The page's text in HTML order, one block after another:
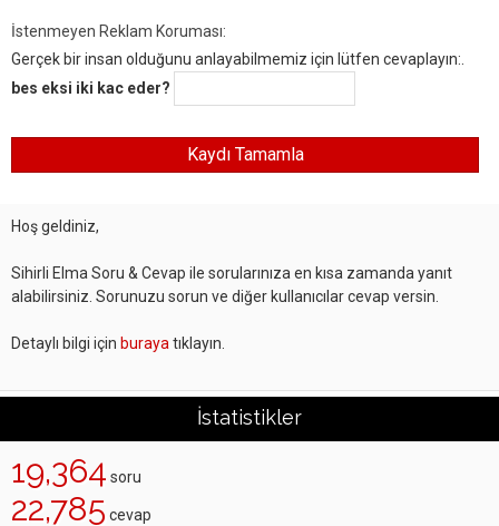
İstenmeyen Reklam Koruması:
Gerçek bir insan olduğunu anlayabilmemiz için lütfen cevaplayın:.
bes eksi iki kac eder?
Hoş geldiniz,
Sihirli Elma Soru & Cevap ile sorularınıza en kısa zamanda yanıt
alabilirsiniz. Sorunuzu sorun ve diğer kullanıcılar cevap versin.
Detaylı bilgi için buraya tıklayın.
İstatistikler
19,364 soru
22,785 cevap